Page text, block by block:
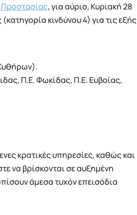
Προστασίας, για αύριο, Κυριακή 28
κινδύνου 4) για τις εξής
Π.Ε. Φωκίδας, Π.Ε. Ευβοίας,
κρατικές υπηρεσίες, καθώς και
να βρίσκονται σε αυξημένη
άμεσα τυχόν επεισόδια